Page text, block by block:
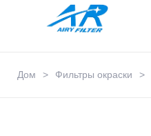
Дом > Фильтры окраски >